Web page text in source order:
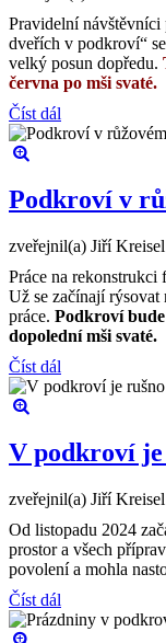
Pravidelní
dveřích v podkroví“
velký posun dopředu.
června po mši svaté.
Číst dál
Podkroví v
zveřejnil(a) Jiří Kreisel
Práce na
Už se začínají rýsovat
práce. Podkroví
dopolední mši svaté.
Číst dál
V podkroví je
zveřejnil(a) Jiří Kreisel
Od listopadu 2024
prostor a všech
povolení a mohla
Číst dál